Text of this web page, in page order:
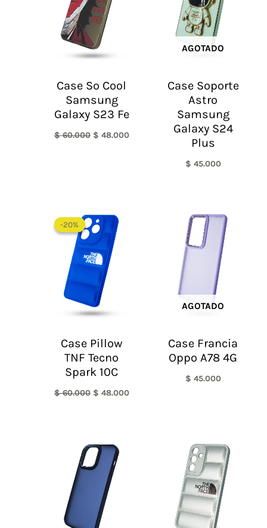
Case So Cool
Samsung
Galaxy S23 Fe
$60.000 $ 48.000
AGOTADO
Case Soporte
Astro
Samsung
Galaxy S24
Plus
$ 45.000
-20%
-20%
Case Pillow
TNF Tecno
Spark 10C
$60.000
precio
original
era:
$ 60.000.
$ 48.000
AGOTADO
Case Francia
Oppo A78 4G
$ 45.000